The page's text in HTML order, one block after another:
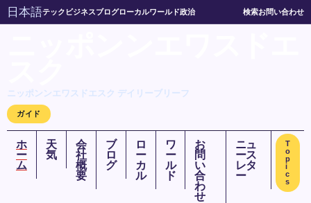
日本語テック ビジネスブログローカルワールド政治 検索お問い合わせ
ニッポンンエワスドエスク デイリーブリーフ
ガイド
ホ
ー
ム
天
気
会
社
概
要
ブ
ロ
グ
ロ
ー
カ
ル
ワ
ー
ル
ド
お
問
い
合
わ
せ
ニュ
ース
レタ
ー
T
o
p
i
c
s